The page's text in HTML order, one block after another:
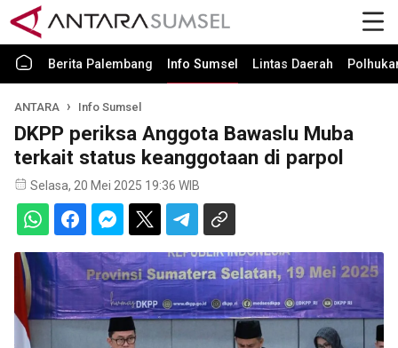
Berita Palembang Info Sumsel Lintas Daerah
ANTARA Info Sumsel
DKPP periksa Anggota Bawaslu Muba
terkait status keanggotaan di parpol
Selasa, 20 Mei 2025 19:36 WIB